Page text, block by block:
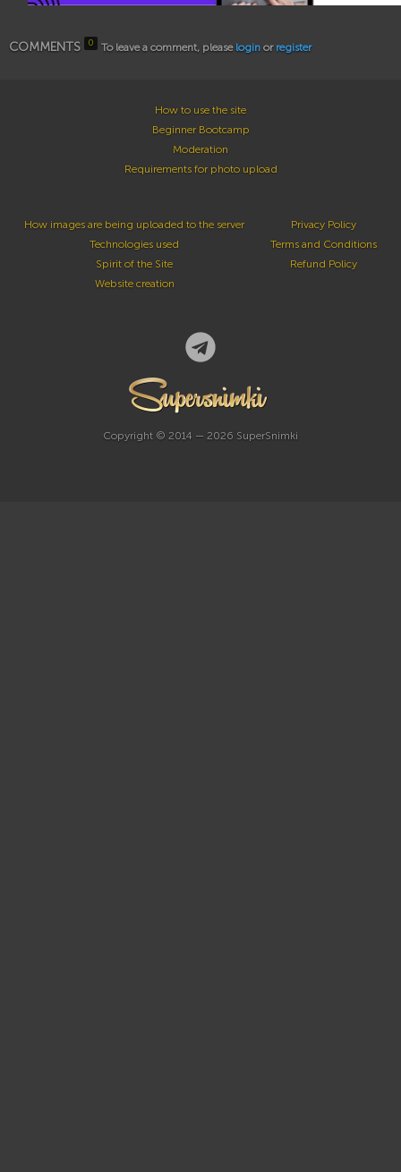
COMMENTS 0 To leave a comment, please login or register
How to use the site
Beginner Bootcamp
Moderation
Requirements for photo upload
How images are being uploaded to the server
Technologies used
Spirit of the Site
Website creation
Privacy Policy
Terms and Conditions
Refund Policy
Copyright © 2014 — 2026 SuperSnimki